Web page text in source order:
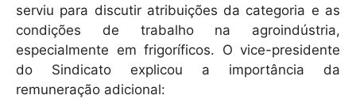
serviu para discutir atribuições da categoria e as
condições de trabalho na agroindústria,
especialmente em frigoríficos. O vice-presidente
do Sindicato explicou a importância da
remuneração adicional: